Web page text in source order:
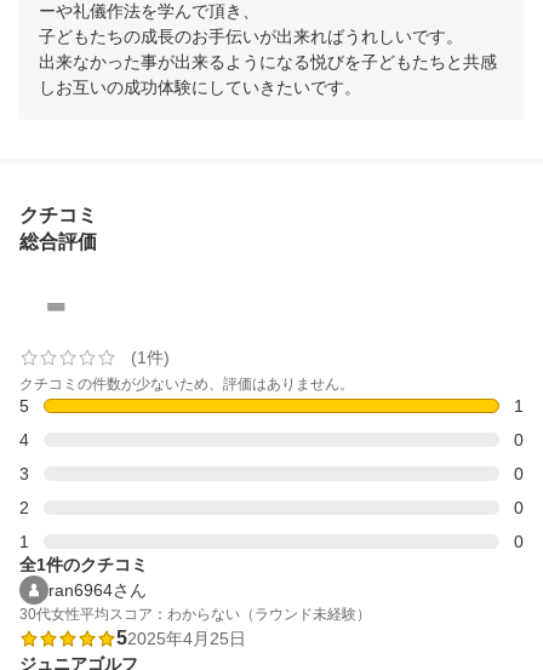
ーや礼儀作法を学んで頂き、
子どもたちの成長のお手伝いが出来ればうれしいです。
出来なかった事が出来るようになる悦びを子どもたちと共感
しお互いの成功体験にしていきたいです。
クチコミ
総合評価
-
(1件)
クチコミの件数が少ないため、評価はありません。
5
1
4
0
3
0
2
0
1
0
全1件のクチコミ
ran6964さん
30代女性平均スコア：わからない（ラウンド未経験）
52025年4月25日
ジュニアゴルフ